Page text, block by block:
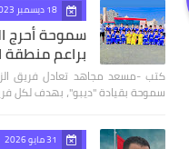
18 ديسمبر 2023
سموحة أحرج
براعم منطقة
سموحة بقيادة "ديبو"، بهدف لكل
31 مايو 2026